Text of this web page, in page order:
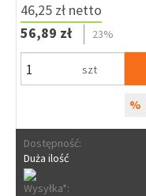
46,25 zł netto
56,89 zł
23%
szt
%
Dostępność:
Duża ilość
Wysyłka*: